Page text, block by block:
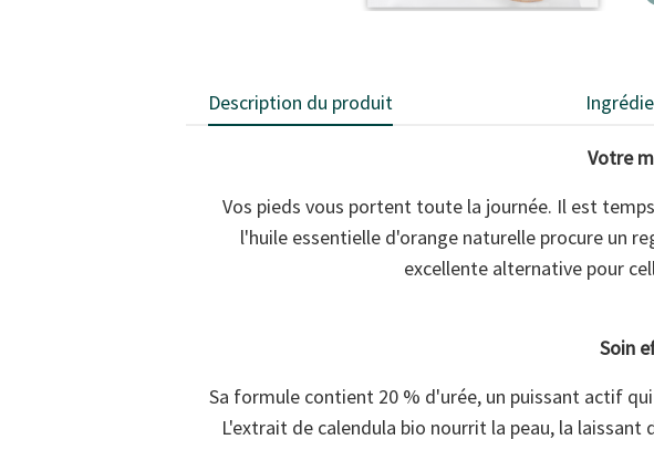
Description du produit
Votre
Vos pieds vous portent toute la journée. Il est
l'huile essentielle d'orange naturelle procure un
excellente alternative pour
Soin
Sa formule contient 20 % d'urée, un puissant actif
L'extrait de calendula bio nourrit la peau, la laissant